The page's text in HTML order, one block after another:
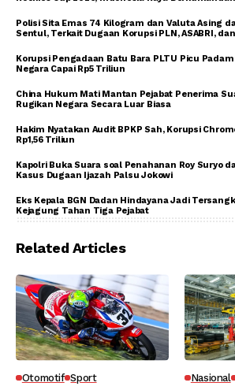
Polisi Sita Emas 74 Kilogram dan Valuta Asing
Sentul, Terkait Dugaan Korupsi PLN, ASABRI,
Korupsi Pengadaan Batu Bara PLTU Picu
Negara Capai Rp5 Triliun
China Hukum Mati Mantan Pejabat Penerima
Rugikan Negara Secara Luar Biasa
Hakim Nyatakan Audit BPKP Sah, Korupsi
Rp1,56 Triliun
Kapolri Buka Suara soal Penahanan Roy Suryo
Kasus Dugaan Ijazah Palsu Jokowi
Eks Kepala BGN Dadan Hindayana Jadi
Kejagung Tahan Tiga Pejabat
Related Articles
Otomotif Sport Nasional